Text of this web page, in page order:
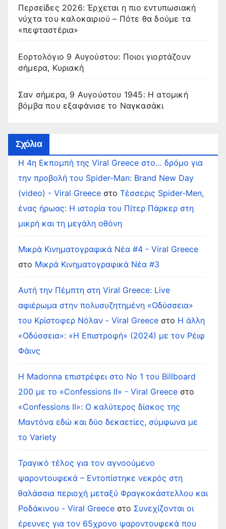
Περσείδες 2026: Έρχεται η πιο εντυπωσιακή
νύχτα του καλοκαιριού – Πότε θα δούμε τα
«πεφταστέρια»
Εορτολόγιο 9 Αυγούστου: Ποιοι γιορτάζουν
σήμερα, Κυριακή
Σαν σήμερα, 9 Αυγούστου 1945: Η ατομική
βόμβα που εξαφάνισε το Ναγκασάκι
Σχόλια
Η 4η Εκπομπή της Viral Greece στο… δρόμο για
την προβολή του Spider-Man: Brand New Day
(video) - Viral Greece στο Τέσσερις Spider-Men,
ένας ήρωας: Η ιστορία του Πίτερ Πάρκερ στη
μικρή και τη μεγάλη οθόνη
Μικρά Κινηματογραφικά Νέα #4 - Viral Greece
στο Μικρά Κινηματογραφικά Νέα #3
Αυτή την Πέμπτη στη Viral Greece: Live
αφιέρωμα στην πολυσυζητημένη «Οδύσσεια»
του Κρίστοφερ Νόλαν - Viral Greece στο Η άλλη
«Οδύσσεια»: «Η Επιστροφή» (2024) με τον Ρέιφ
Φάινς
Η Madonna επιστρέφει στο Νο 1 του Billboard
200 με το «Confessions II» - Viral Greece στο
«Confessions II»: Ο καλύτερος δίσκος της
Μαντόνα εδώ και δύο δεκαετίες, σύμφωνα με
το Variety
Τραγικό τέλος για τον αγνοούμενο
ψαροντουφεκά – Εντοπίστηκε νεκρός στη
θαλάσσια περιοχή μεταξύ Φραγκοκάστελλου και
Ροδάκινου - Viral Greece στο Συνεχίζονται οι
έρευνες για τον 65χρονο ψαροντουφεκά που